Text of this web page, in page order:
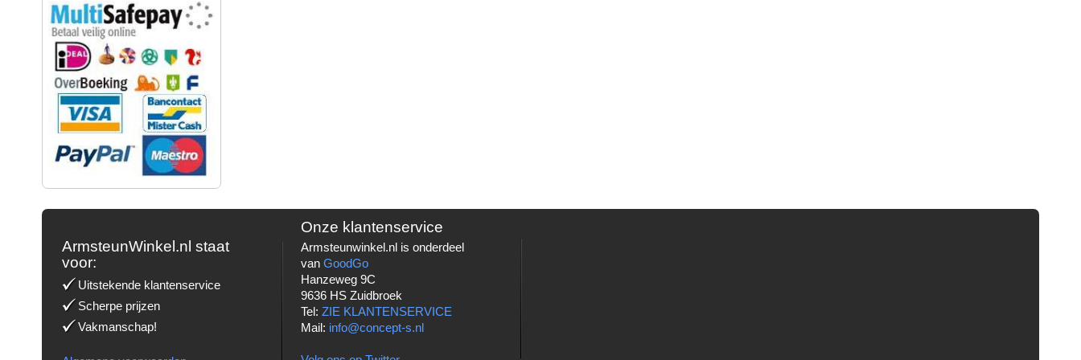
ArmsteunWinkel.nl staat
voor:
Uitstekende klantenservice
Scherpe prijzen
Vakmanschap!
Onze klantenservice
Armsteunwinkel.nl is onderdeel
vanGoodGo
Hanzeweg 9C
9636 HS Zuidbroek
Tel:ZIE KLANTENSERVICE
Mail: info@concept-s.nl